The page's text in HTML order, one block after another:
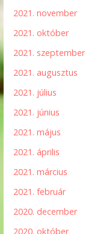
2021. november
2021. október
2021. szeptember
2021. augusztus
2021. július
2021. június
2021. május
2021. április
2021. március
2021. február
2020. december
2020. október